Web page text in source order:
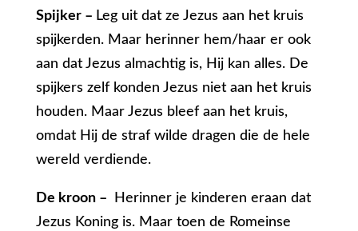
Spijker – Leg uit dat ze Jezus aan het kruis
spijkerden. Maar herinner hem/haar er ook
aan dat Jezus almachtig is, Hij kan alles. De
spijkers zelf konden Jezus niet aan het kruis
houden. Maar Jezus bleef aan het kruis,
omdat Hij de straf wilde dragen die de hele
wereld verdiende.
De kroon –
Herinner je kinderen eraan dat
Jezus Koning is. Maar toen de Romeinse